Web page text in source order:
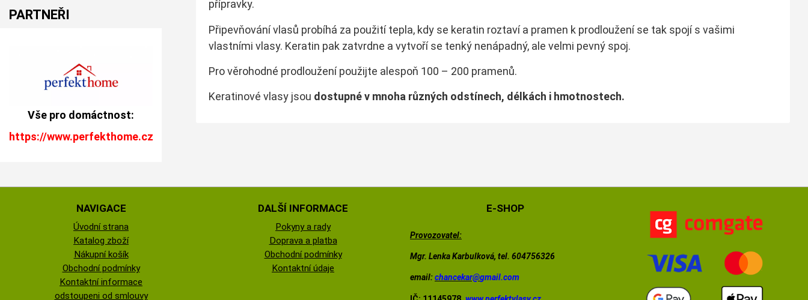
přípravky.
Připevňování vlasů probíhá za použití tepla, kdy se keratin roztaví a pramen k prodloužení se tak spojí s vašimi
vlastními vlasy. Keratin pak zatvrdne a vytvoří se tenký nenápadný, ale velmi pevný spoj.
Pro věrohodné prodloužení použijte alespoň 100 – 200 pramenů.
Keratinové vlasy jsou dostupné v mnoha různých odstínech, délkách i hmotnostech.
PARTNEŘI
Vše pro domáctnost:
https://www.perfekthome.cz
NAVIGACE
Úvodní strana
Katalog zboží
Nákupní košík
Obchodní podmínky
Kontaktní informace
odstoupeni od smlouvy
DALŠÍ INFORMACE
Pokyny a rady
Doprava a platba
Obchodní podmínky
Kontaktní údaje
E-SHOP
Provozovatel:
Mgr. Lenka Karbulková, tel. 604756326
email:chancekar@gmail.com